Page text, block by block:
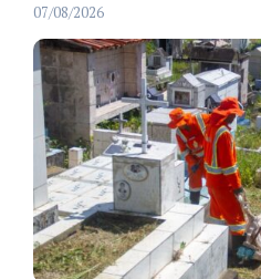
07/08/2026